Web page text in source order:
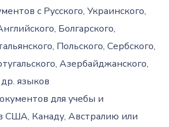
с Русского, Украинского,
Болгарского,
Польского, Сербского,
Азербайджанского,
языков
для учебы и
США, Канаду, Австралию или